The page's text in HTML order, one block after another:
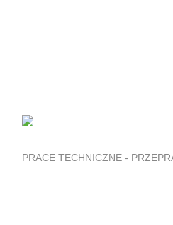
PRACE TECHNICZNE -